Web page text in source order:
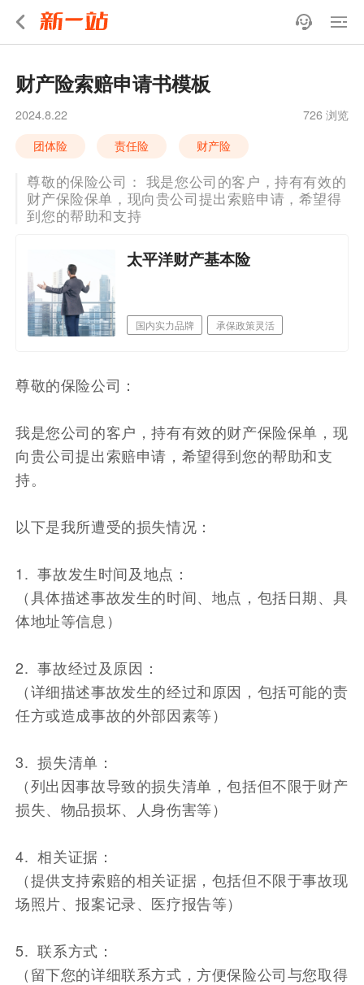
财产险索赔申请书模板
2024.8.22
726 浏览
团体险
责任险 财产险
尊敬的保险公司： 我是您公司的客户，持有有效的
财产保险保单，现向贵公司提出索赔申请，希望得
到您的帮助和支持
太平洋财产基本险
国内实力品牌
承保政策灵活
尊敬的保险公司：
我是您公司的客户，持有有效的财产保险保单，现
向贵公司提出索赔申请，希望得到您的帮助和支
持。
以下是我所遭受的损失情况：
1. 事故发生时间及地点：
（具体描述事故发生的时间、地点，包括日期、具
体地址等信息）
2. 事故经过及原因：
（详细描述事故发生的经过和原因，包括可能的责
任方或造成事故的外部因素等）
3. 损失清单：
（列出因事故导致的损失清单，包括但不限于财产
损失、物品损坏、人身伤害等）
4. 相关证据：
（提供支持索赔的相关证据，包括但不限于事故现
场照片、报案记录、医疗报告等）
5. 联系方式：
（留下您的详细联系方式，方便保险公司与您取得